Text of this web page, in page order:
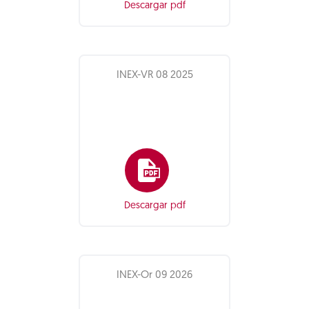
Descargar pdf
INEX-VR 08 2025
Descargar pdf
INEX-Or 09 2026